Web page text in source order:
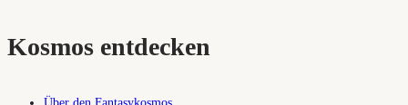
Kosmos entdecken